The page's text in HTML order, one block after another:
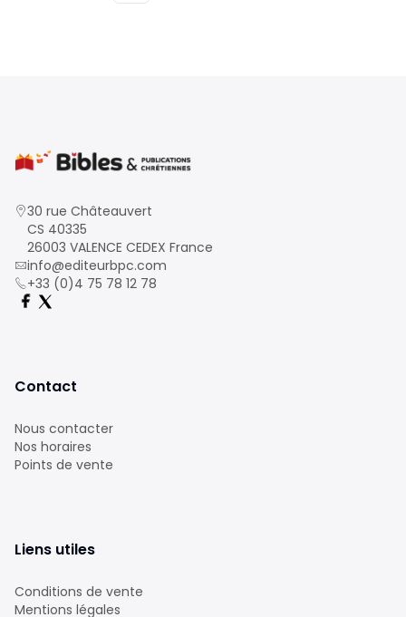
30 rue Châteauvert
CS 40335
26003 VALENCE CEDEX France
info@editeurbpc.com
+33 (0)4 75 78 12 78
Contact
Nous contacter
Nos horaires
Points de vente
Liens utiles
Conditions de vente
Mentions légales